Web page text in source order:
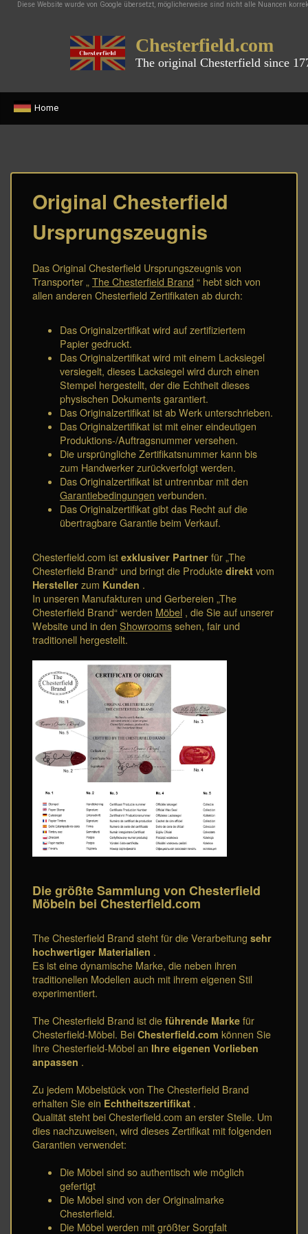
Diese Website wurde von Google übersetzt, möglicherweise sind nicht alle Nuancen
Chesterfield.com
The original Chesterfield since
Home
Original Chesterfield
Ursprungszeugnis
Das Original Chesterfield Ursprungszeugnis von
Transporter „ The Chesterfield Brand “ hebt sich von
allen anderen Chesterfield Zertifikaten ab durch:
Das Originalzertifikat wird auf zertifiziertem
Papier gedruckt.
Das Originalzertifikat wird mit einem Lacksiegel
versiegelt, dieses Lacksiegel wird durch einen
Stempel hergestellt, der die Echtheit dieses
physischen Dokuments garantiert.
Das Originalzertifikat ist ab Werk unterschrieben.
Das Originalzertifikat ist mit einer eindeutigen
Produktions-/Auftragsnummer versehen.
Die ursprüngliche Zertifikatsnummer kann bis
zum Handwerker zurückverfolgt werden.
Das Originalzertifikat ist untrennbar mit den
Garantiebedingungen verbunden.
Das Originalzertifikat gibt das Recht auf die
übertragbare Garantie beim Verkauf.
Chesterfield.com ist exklusiver Partner für „The
Chesterfield Brand“ und bringt die Produkte direkt vom
Hersteller zum Kunden .
In unseren Manufakturen und Gerbereien „The
Chesterfield Brand“ werden Möbel , die Sie auf unserer
Website und in den Showrooms sehen, fair und
traditionell hergestellt.
Die größte Sammlung von Chesterfield
Möbeln bei Chesterfield.com
The Chesterfield Brand steht für die Verarbeitung sehr
hochwertiger Materialien .
Es ist eine dynamische Marke, die neben ihren
traditionellen Modellen auch mit ihrem eigenen Stil
experimentiert.
The Chesterfield Brand ist die führende Marke für
Chesterfield-Möbel. Bei Chesterfield.com können Sie
Ihre Chesterfield-Möbel an Ihre eigenen Vorlieben
anpassen .
Zu jedem Möbelstück von The Chesterfield Brand
erhalten Sie ein Echtheitszertifikat .
Qualität steht bei Chesterfield.com an erster Stelle. Um
dies nachzuweisen, wird dieses Zertifikat mit folgenden
Garantien verwendet:
Die Möbel sind so authentisch wie möglich
gefertigt
Die Möbel sind von der Originalmarke
Chesterfield.
Die Möbel werden mit größter Sorgfalt